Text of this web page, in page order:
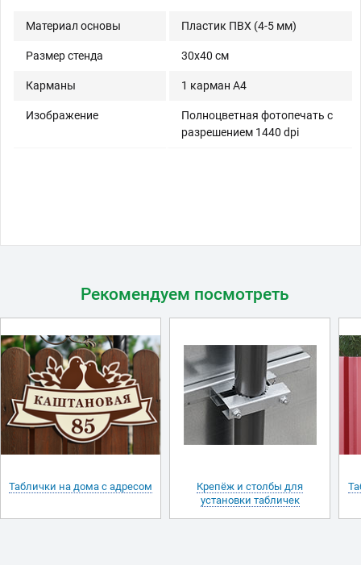
Материал основы Пластик ПВХ (4-5 мм)
Размер стенда 30x40 см
Карманы 1 карман A4
Изображение
Полноцветная фотопечать с
разрешением 1440 dpi
Рекомендуем посмотреть
Таблички на дома с адресом
Крепёж и столбы для
установки табличек